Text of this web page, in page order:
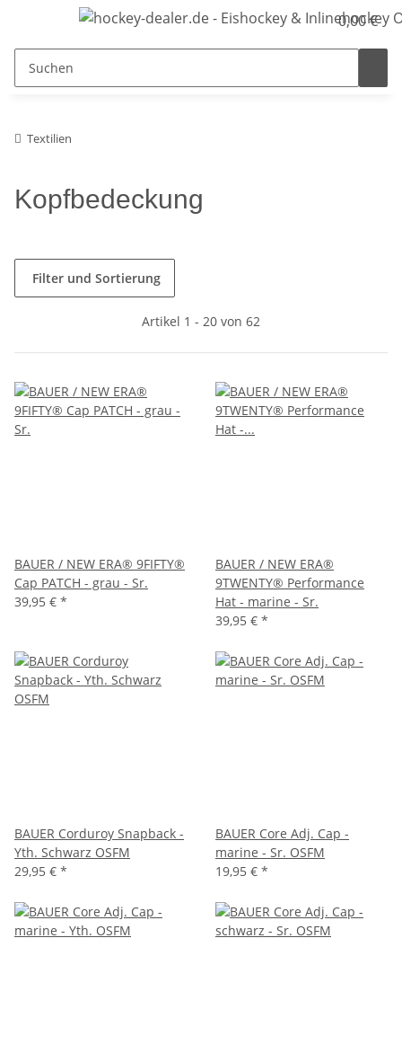
0,00 €
Textilien
Kopfbedeckung
Filter und Sortierung
Artikel 1 - 20 von 62
BAUER / NEW ERA® 9FIFTY®
Cap PATCH - grau - Sr.
39,95 € *
BAUER / NEW ERA®
9TWENTY® Performance
Hat - marine - Sr.
39,95 € *
BAUER Corduroy Snapback -
Yth. Schwarz OSFM
29,95 € *
BAUER Core Adj. Cap -
marine - Sr. OSFM
19,95 € *